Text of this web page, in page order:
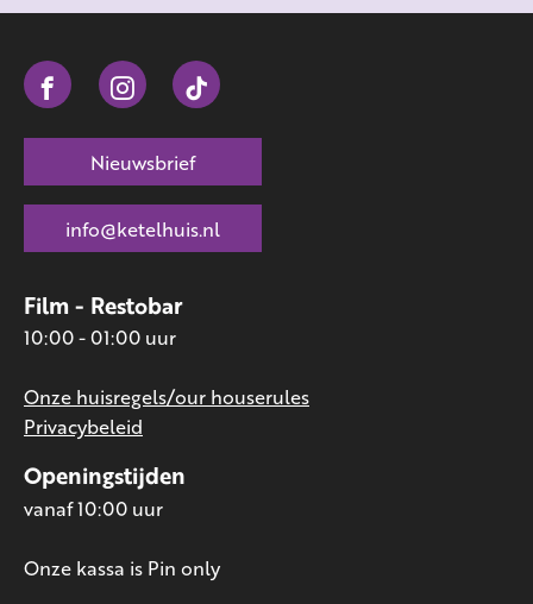
Openingstijden
vanaf 10:00 uur
Onze kassa is Pin only
Film - Restobar
10:00 - 01:00 uur
Onze huisregels/our houserules
Privacybeleid
Nieuwsbrief
info@ketelhuis.nl